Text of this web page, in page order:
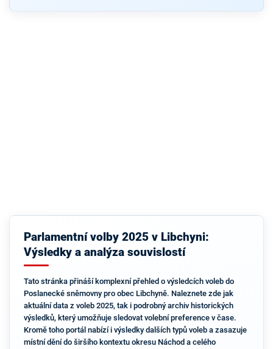
Parlamentní volby 2025 v Libchyni:
Výsledky a analýza souvislostí
Tato stránka přináší komplexní přehled o výsledcích voleb do
Poslanecké sněmovny pro obec Libchyně. Naleznete zde jak
aktuální data z voleb 2025, tak i podrobný archiv historických
výsledků, který umožňuje sledovat volební preference v čase.
Kromě toho portál nabízí i výsledky dalších typů voleb a zasazuje
místní dění do širšího kontextu okresu Náchod a celého